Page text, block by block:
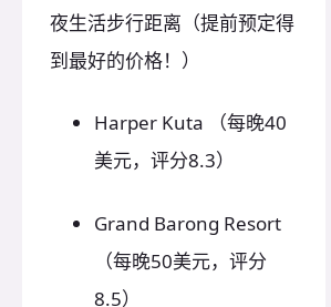
夜生活步行距离（提前预定得
到最好的价格！）
Harper Kuta （每晚40
美元，评分8.3）
Grand Barong Resort
（每晚50美元，评分
8.5）